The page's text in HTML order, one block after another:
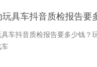
玩具车抖音质检报告要
具车抖音质检报告要多少钱